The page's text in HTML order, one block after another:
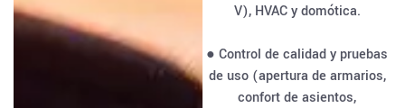
V), HVAC y domótica.
● Control de calidad y pruebas
de uso (apertura de armarios,
confort de asientos,